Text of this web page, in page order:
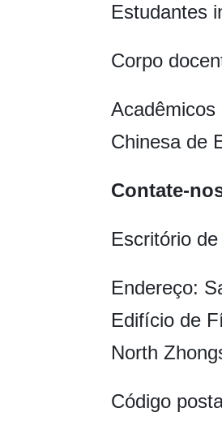
Estudantes
Corpo
Acadêmicos
Chinesa de
Contate-
Escritório
Endereço:
Edifício de
North
Código